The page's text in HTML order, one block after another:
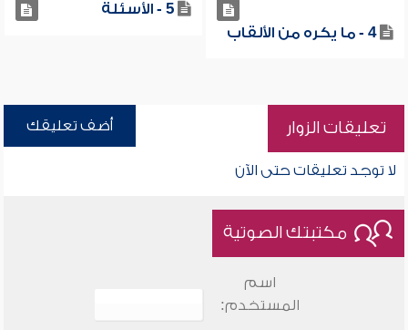
4 - ما يكره من الألقاب
5 - الأسئلة
تعليقات الزوار أضف تعليقك
لا توجد تعليقات حتى الآن
مكتبتك الصوتية
اسم
المستخدم: